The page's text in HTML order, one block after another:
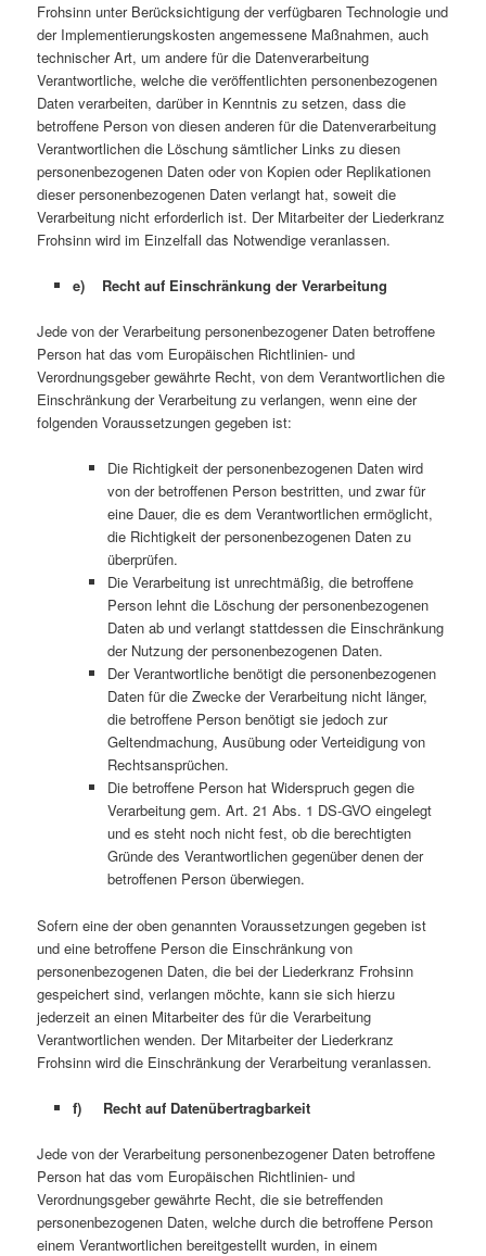
Frohsinn unter Berücksichtigung der verfügbaren Technologie und
der Implementierungskosten angemessene Maßnahmen, auch
technischer Art, um andere für die Datenverarbeitung
Verantwortliche, welche die veröffentlichten personenbezogenen
Daten verarbeiten, darüber in Kenntnis zu setzen, dass die
betroffene Person von diesen anderen für die Datenverarbeitung
Verantwortlichen die Löschung sämtlicher Links zu diesen
personenbezogenen Daten oder von Kopien oder Replikationen
dieser personenbezogenen Daten verlangt hat, soweit die
Verarbeitung nicht erforderlich ist. Der Mitarbeiter der Liederkranz
Frohsinn wird im Einzelfall das Notwendige veranlassen.
e) Recht auf Einschränkung der Verarbeitung
Jede von der Verarbeitung personenbezogener Daten betroffene
Person hat das vom Europäischen Richtlinien- und
Verordnungsgeber gewährte Recht, von dem Verantwortlichen die
Einschränkung der Verarbeitung zu verlangen, wenn eine der
folgenden Voraussetzungen gegeben ist:
Die Richtigkeit der personenbezogenen Daten wird
von der betroffenen Person bestritten, und zwar für
eine Dauer, die es dem Verantwortlichen ermöglicht,
die Richtigkeit der personenbezogenen Daten zu
überprüfen.
Die Verarbeitung ist unrechtmäßig, die betroffene
Person lehnt die Löschung der personenbezogenen
Daten ab und verlangt stattdessen die Einschränkung
der Nutzung der personenbezogenen Daten.
Der Verantwortliche benötigt die personenbezogenen
Daten für die Zwecke der Verarbeitung nicht länger,
die betroffene Person benötigt sie jedoch zur
Geltendmachung, Ausübung oder Verteidigung von
Rechtsansprüchen.
Die betroffene Person hat Widerspruch gegen die
Verarbeitung gem. Art. 21 Abs. 1 DS-GVO eingelegt
und es steht noch nicht fest, ob die berechtigten
Gründe des Verantwortlichen gegenüber denen der
betroffenen Person überwiegen.
Sofern eine der oben genannten Voraussetzungen gegeben ist
und eine betroffene Person die Einschränkung von
personenbezogenen Daten, die bei der Liederkranz Frohsinn
gespeichert sind, verlangen möchte, kann sie sich hierzu
jederzeit an einen Mitarbeiter des für die Verarbeitung
Verantwortlichen wenden. Der Mitarbeiter der Liederkranz
Frohsinn wird die Einschränkung der Verarbeitung veranlassen.
f) Recht auf Datenübertragbarkeit
Jede von der Verarbeitung personenbezogener Daten betroffene
Person hat das vom Europäischen Richtlinien- und
Verordnungsgeber gewährte Recht, die sie betreffenden
personenbezogenen Daten, welche durch die betroffene Person
einem Verantwortlichen bereitgestellt wurden, in einem